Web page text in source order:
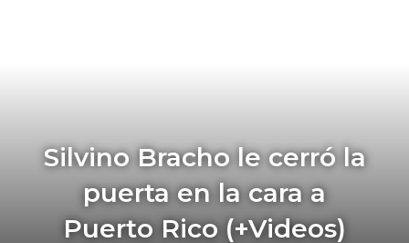
Silvino Bracho le cerró la
puerta en la cara a
Puerto Rico (+Videos)